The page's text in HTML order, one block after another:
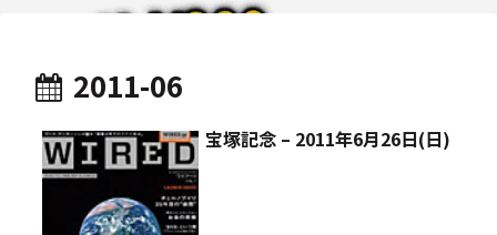
2011-06
宝塚記念 – 2011年6月26日(日)